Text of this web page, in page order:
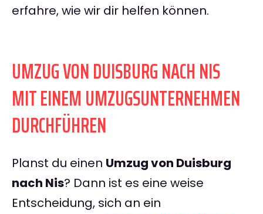
erfahre, wie wir dir helfen können.
UMZUG VON DUISBURG NACH NIS
MIT EINEM UMZUGSUNTERNEHMEN
DURCHFÜHREN
Planst du einen Umzug von Duisburg
nach Nis? Dann ist es eine weise
Entscheidung, sich an ein